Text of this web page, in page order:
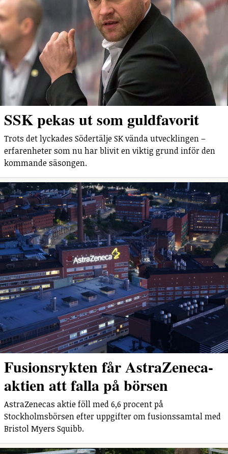
SSK pekas ut som guldfavorit
Trots det lyckades Södertälje SK vända utvecklingen –
erfarenheter som nu har blivit en viktig grund inför den
kommande säsongen.
Fusionsrykten får AstraZeneca-
aktien att falla på börsen
AstraZenecas aktie föll med 6,6 procent på
Stockholmsbörsen efter uppgifter om fusionssamtal med
Bristol Myers Squibb.